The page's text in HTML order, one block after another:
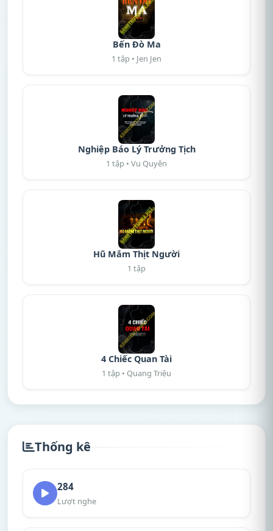
Bến Đò Ma
1 tập • Jen Jen
Nghiệp Báo Lý Trưởng Tịch
1 tập • Vu Quyên
Hũ Mắm Thịt Người
1 tập
4 Chiếc Quan Tài
1 tập • Quang Triệu
Thống kê
284
Lượt nghe